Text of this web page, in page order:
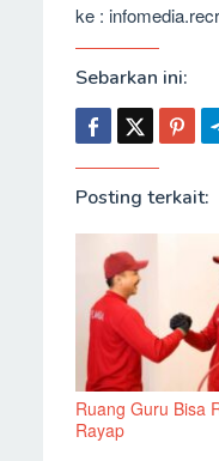
ke :
Sebarkan ini:
Posting terkait:
Ruang Guru Bisa
Rayap